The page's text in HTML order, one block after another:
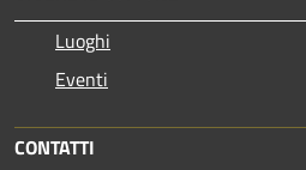
Luoghi
Eventi
CONTATTI